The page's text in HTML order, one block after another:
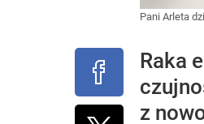
Pani Arleta
Raka
z